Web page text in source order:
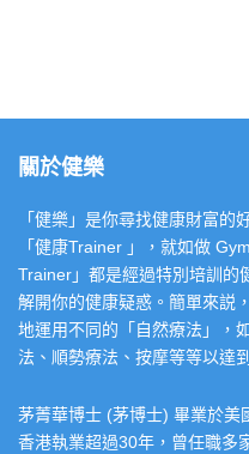
關於健樂
「健樂」是你尋找健康財富的
「健康Trainer 」，就如做
Trainer」都是經過特別培訓的
解開你的健康疑惑。簡單來説
地運用不同的「自然療法」，
法、順勢療法、按摩等等以達
茅菁華博士 (茅博士) 畢業於美
香港執業超過30年，曾任職多